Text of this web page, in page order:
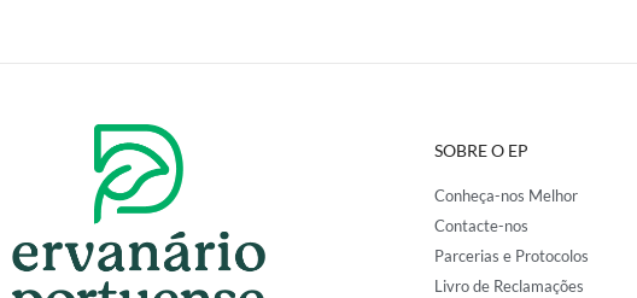
SOBRE O EP
Conheça-nos Melhor
Contacte-nos
Parcerias e Protocolos
Livro de Reclamações